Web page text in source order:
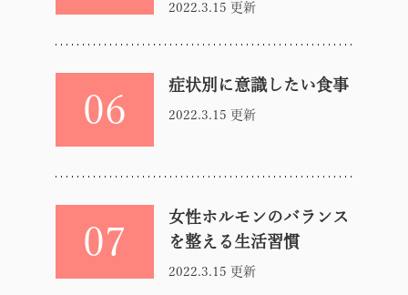
2022.3.15 更新
06
症状別に意識したい食事
2022.3.15 更新
07
女性ホルモンのバランス
を整える生活習慣
2022.3.15 更新